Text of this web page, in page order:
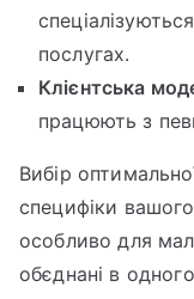
послугах.
Клієнтська
працюють з
Вибір
специфіки
особливо для
обєднані в